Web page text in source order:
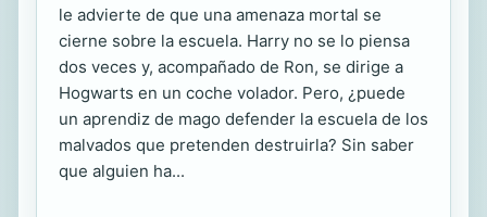
le advierte de que una amenaza mortal se
cierne sobre la escuela. Harry no se lo piensa
dos veces y, acompañado de Ron, se dirige a
Hogwarts en un coche volador. Pero, ¿puede
un aprendiz de mago defender la escuela de los
malvados que pretenden destruirla? Sin saber
que alguien ha...